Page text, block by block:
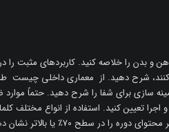
بدن را خلاصه کنید. کاربردهای مثبت را
کنند، شرح دهید. از معماری داخلی
سازی برای شفا را شرح دهید. حتماً
تعیین کنید. استفاده از انواع مختلف
سطح 70٪ یا بالاتر نشان دهید.